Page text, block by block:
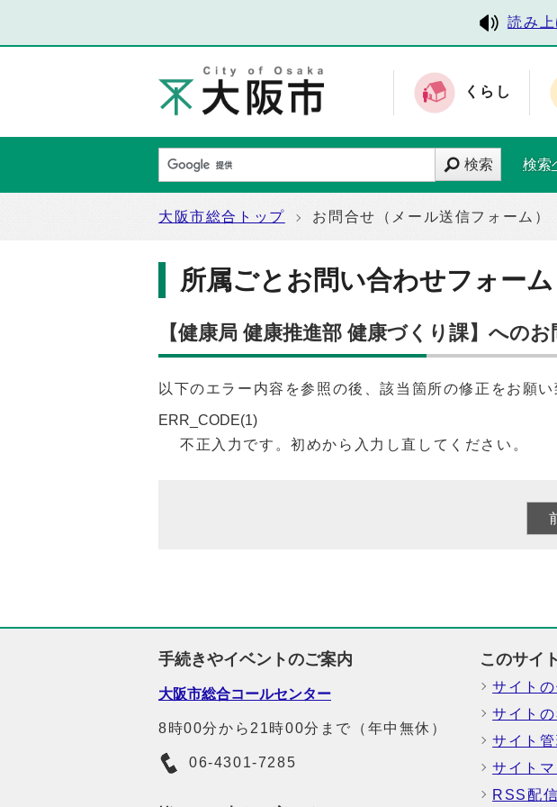
読み上
くらし
検索 検索
大阪市総合トップ お問合せ（メール送信フォーム）
所属ごとお問い合わせフォーム
【健康局 健康推進部 健康づくり課】へのお
以下のエラー内容を参照の後、該当箇所の修正をお願い
ERR_CODE(1)
不正入力です。初めから入力し直してください。
手続きやイベントのご案内
大阪市総合コールセンター
8時00分から21時00分まで（年中無休）
06-4301-7285
このサイ
サイト
サイト
サイト
サイト
RSS配信